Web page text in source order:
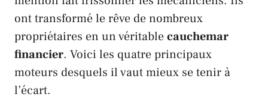
ont transformé le rêve de nombreux
propriétaires en un véritablecauchemar
financier. Voici les quatre principaux
moteurs desquels il vaut mieux se tenir à
l’écart.